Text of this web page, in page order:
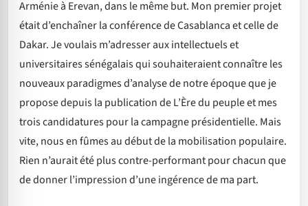
Arménie à Erevan, dans le même but. Mon premier projet
était d’enchaîner la conférence de Casablanca et celle de
Dakar. Je voulais m’adresser aux intellectuels et
universitaires sénégalais qui souhaiteraient connaître les
nouveaux paradigmes d’analyse de notre époque que je
propose depuis la publication de L’Ère du peuple et mes
trois candidatures pour la campagne présidentielle. Mais
vite, nous en fûmes au début de la mobilisation populaire.
Rien n’aurait été plus contre-performant pour chacun que
de donner l’impression d’une ingérence de ma part.